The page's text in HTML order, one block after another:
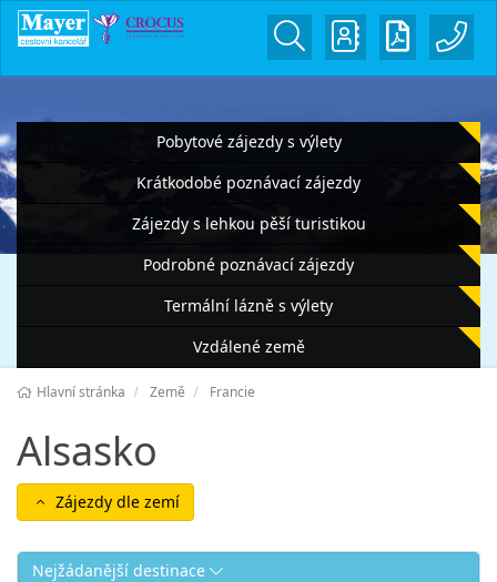
Pobytové zájezdy s výlety
Krátkodobé poznávací zájezdy
Zájezdy s lehkou pěší turistikou
Podrobné poznávací zájezdy
Termální lázně s výlety
Vzdálené země
Hlavní stránka Země Francie
Alsasko
Zájezdy dle zemí
Nejžádanější destinace